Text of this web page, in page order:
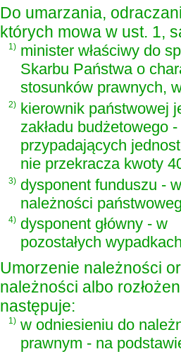
Do umarzania,
których mowa w ust. 1,
1) minister właściwy do
Skarbu Państwa o
stosunków prawnych,
2) kierownik państwowej
zakładu budżetowego
przypadających
nie przekracza kwoty
3) dysponent funduszu -
należności
4) dysponent główny - w
pozostałych
Umorzenie należności
należności albo
następuje:
1) w odniesieniu do
prawnym - na